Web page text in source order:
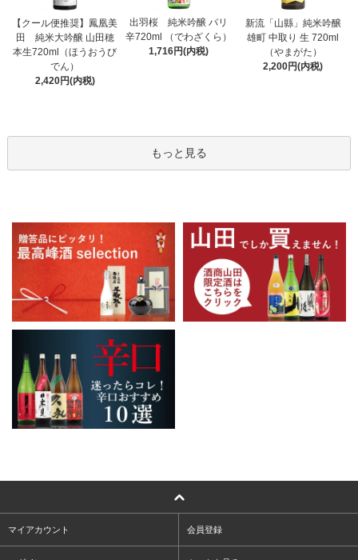
【クール便推奨】鳳凰美
田 純米大吟醸 山田穂
本生720ml（ほうおうび
でん）
2,420円(内税)
出羽桜 純米吟醸 バリ
辛720ml （でわざくら）
1,716円(内税)
新流「山縣」純米吟醸
雄町 中取り 生 720ml
（やまがた）
2,200円(内税)
もっと見る
マイアカウント 会員登録